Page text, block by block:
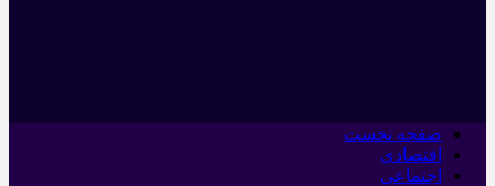
صفحه نخست
اقتصادی
اجتماعی